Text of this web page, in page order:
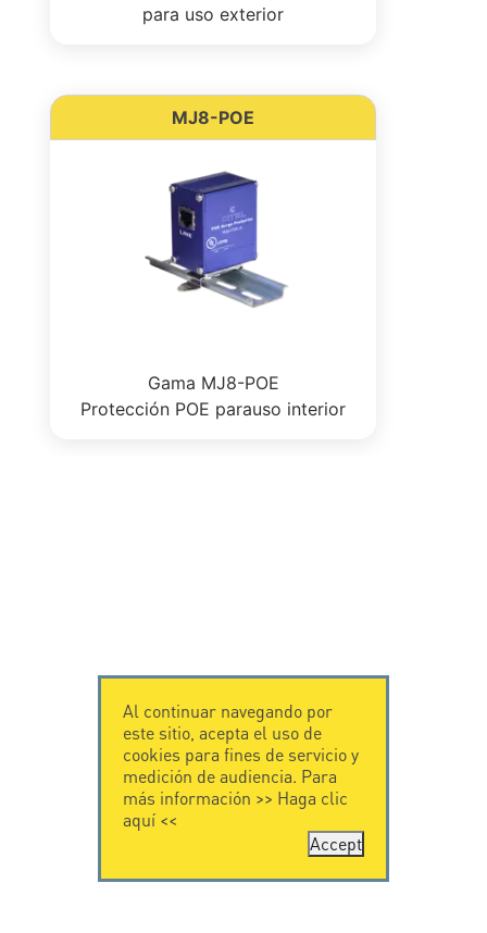
para uso exterior
MJ8-POE
Gama MJ8-POE
Protección POE parauso interior
Al continuar navegando por
este sitio, acepta el uso de
cookies para fines de servicio y
medición de audiencia. Para
más información >> Haga clic
aquí<<
Accept